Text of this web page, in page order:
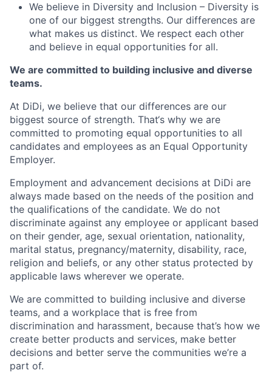
We believe in Diversity and Inclusion – Diversity is
one of our biggest strengths. Our differences are
what makes us distinct. We respect each other
and believe in equal opportunities for all.
We are committed to building inclusive and diverse
teams.
At DiDi, we believe that our differences are our
biggest source of strength. That‘s why we are
committed to promoting equal opportunities to all
candidates and employees as an Equal Opportunity
Employer.
Employment and advancement decisions at DiDi are
always made based on the needs of the position and
the qualifications of the candidate. We do not
discriminate against any employee or applicant based
on their gender, age, sexual orientation, nationality,
marital status, pregnancy/maternity, disability, race,
religion and beliefs, or any other status protected by
applicable laws wherever we operate.
We are committed to building inclusive and diverse
teams, and a workplace that is free from
discrimination and harassment, because that’s how we
create better products and services, make better
decisions and better serve the communities we’re a
part of.